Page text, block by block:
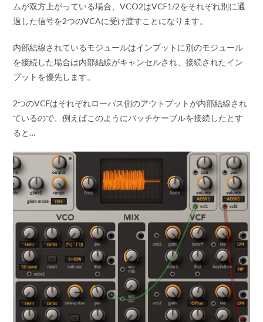
ムが双方上がっている場合、VCO2はVCF1/2をそれぞれ別に通
過した信号を2つのVCAに受け渡すことになります。
内部結線されているモジュールはインプットに別のモジュール
を接続した場合は内部結線がキャンセルされ、接続されたイン
プットを優先します。
2つのVCFはそれぞれローパス側のアウトプットが内部結線され
ているので、例えばこのようにパッチケーブルを接続したとす
ると…